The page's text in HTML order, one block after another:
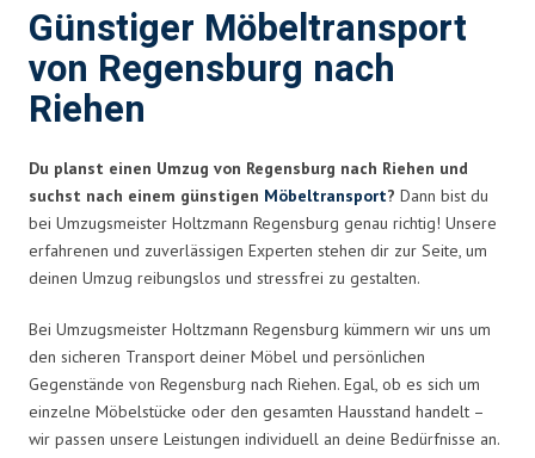
Günstiger Möbeltransport
von Regensburg nach
Riehen
Du planst einen Umzug von Regensburg nach Riehen und
suchst nach einem günstigen Möbeltransport? Dann bist du
bei Umzugsmeister Holtzmann Regensburg genau richtig! Unsere
erfahrenen und zuverlässigen Experten stehen dir zur Seite, um
deinen Umzug reibungslos und stressfrei zu gestalten.
Bei Umzugsmeister Holtzmann Regensburg kümmern wir uns um
den sicheren Transport deiner Möbel und persönlichen
Gegenstände von Regensburg nach Riehen. Egal, ob es sich um
einzelne Möbelstücke oder den gesamten Hausstand handelt –
wir passen unsere Leistungen individuell an deine Bedürfnisse an.